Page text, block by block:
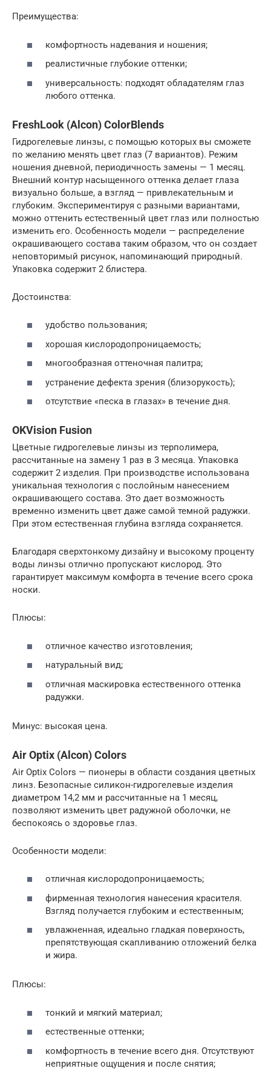
Преимущества:
комфортность надевания и ношения;
реалистичные глубокие оттенки;
универсальность: подходят обладателям глаз
любого оттенка.
FreshLook (Alcon) ColorBlends
Гидрогелевые линзы, с помощью которых вы сможете
по желанию менять цвет глаз (7 вариантов). Режим
ношения дневной, периодичность замены — 1 месяц.
Внешний контур насыщенного оттенка делает глаза
визуально больше, а взгляд — привлекательным и
глубоким. Экспериментируя с разными вариантами,
можно оттенить естественный цвет глаз или полностью
изменить его. Особенность модели — распределение
окрашивающего состава таким образом, что он создает
неповторимый рисунок, напоминающий природный.
Упаковка содержит 2 блистера.
Достоинства:
удобство пользования;
хорошая кислородопроницаемость;
многообразная оттеночная палитра;
устранение дефекта зрения (близорукость);
отсутствие «песка в глазах» в течение дня.
OKVision Fusion
Цветные гидрогелевые линзы из терполимера,
рассчитанные на замену 1 раз в 3 месяца. Упаковка
содержит 2 изделия. При производстве использована
уникальная технология с послойным нанесением
окрашивающего состава. Это дает возможность
временно изменить цвет даже самой темной радужки.
При этом естественная глубина взгляда сохраняется.
Благодаря сверхтонкому дизайну и высокому проценту
воды линзы отлично пропускают кислород. Это
гарантирует максимум комфорта в течение всего срока
носки.
Плюсы:
отличное качество изготовления;
натуральный вид;
отличная маскировка естественного оттенка
радужки.
Минус: высокая цена.
Air Optix (Alcon) Colors
Air Optix Colors — пионеры в области создания цветных
линз. Безопасные силикон-гидрогелевые изделия
диаметром 14,2 мм и рассчитанные на 1 месяц,
позволяют изменить цвет радужной оболочки, не
беспокоясь о здоровье глаз.
Особенности модели:
отличная кислородопроницаемость;
фирменная технология нанесения красителя.
Взгляд получается глубоким и естественным;
увлажненная, идеально гладкая поверхность,
препятствующая скапливанию отложений белка
и жира.
Плюсы:
тонкий и мягкий материал;
естественные оттенки;
комфортность в течение всего дня. Отсутствуют
неприятные ощущения и после снятия;